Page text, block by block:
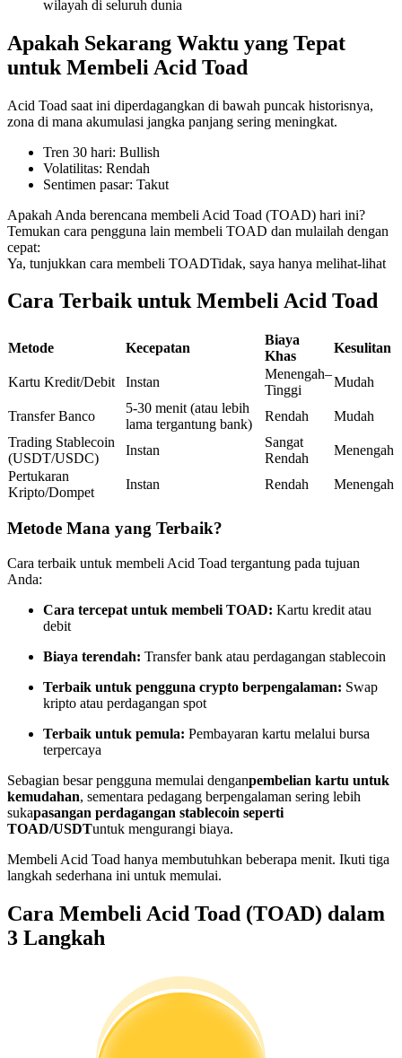
TradFi
Derivatif saham, forex, logam mulia, dan komoditas
Kontrak berjangka menggunakan USDC sebagai jaminannya
Copy Trading
Bergabunglah dengan pedagang top
Nikmati pembagian keuntungan dan komisi copy trading
Analisis data besar termasuk info perdagangan, dll.
wilayah di seluruh dunia
Apakah Sekarang Waktu yang Tepat
untuk Membeli Acid Toad
Acid Toad saat ini diperdagangkan di bawah puncak historisnya,
zona di mana akumulasi jangka panjang sering meningkat.
Tren 30 hari: Bullish
Volatilitas: Rendah
Sentimen pasar: Takut
Apakah Anda berencana membeli Acid Toad (TOAD) hari ini?
Temukan cara pengguna lain membeli TOAD dan mulailah dengan
cepat:
Ya, tunjukkan cara membeli TOADTidak, saya hanya melihat-lihat
Cara Terbaik untuk Membeli Acid Toad
Metode Kecepatan
Biaya
Khas
Kesulitan
Kartu Kredit/Debit Instan
Menengah–
Tinggi
Mudah
Transfer Banco
5-30 menit (atau lebih
lama tergantung bank)
Rendah
Mudah
Trading Stablecoin
(USDT/USDC)
Instan
Sangat
Rendah
Menengah
Pertukaran
Kripto/Dompet
Instan Rendah Menengah
Metode Mana yang Terbaik?
Cara terbaik untuk membeli Acid Toad tergantung pada tujuan
Anda:
Cara tercepat untuk membeli TOAD: Kartu kredit atau
debit
Biaya terendah: Transfer bank atau perdagangan stablecoin
Terbaik untuk pengguna crypto berpengalaman: Swap
kripto atau perdagangan spot
Terbaik untuk pemula: Pembayaran kartu melalui bursa
terpercaya
Sebagian besar pengguna memulai denganpembelian kartu untuk
kemudahan, sementara pedagang berpengalaman sering lebih
sukapasangan perdagangan stablecoin seperti
TOAD/USDTuntuk mengurangi biaya.
Membeli Acid Toad hanya membutuhkan beberapa menit. Ikuti tiga
langkah sederhana ini untuk memulai.
Cara Membeli Acid Toad (TOAD) dalam
3 Langkah